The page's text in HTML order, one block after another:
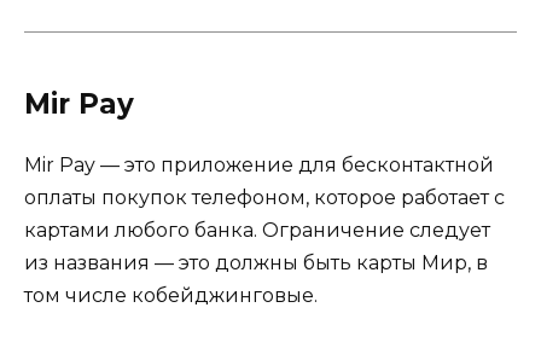
Mir Pay
Mir Pay — это приложение для бесконтактной
оплаты покупок телефоном, которое работает с
картами любого банка. Ограничение следует
из названия — это должны быть карты Мир, в
том числе кобейджинговые.